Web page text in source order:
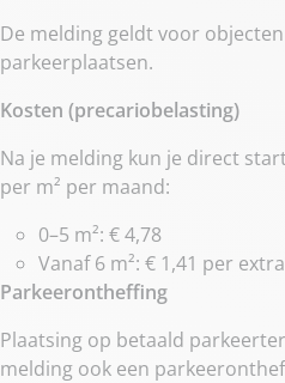
De melding geldt voor
parkeerplaatsen.
Kosten (precariobelasting)
Na je melding kun je direct
per m² per maand:
0–5 m²: € 4,78
Vanaf 6 m²: € 1,41 per
Parkeerontheffing
Plaatsing op betaald
melding ook een